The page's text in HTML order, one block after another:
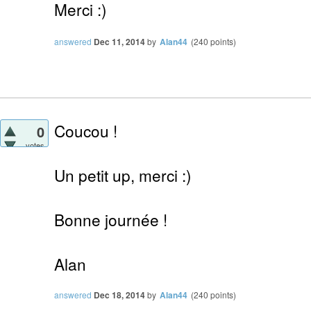
Merci :)
answered Dec 11, 2014by Alan44 (240 points)
0
votes
Coucou !
Un petit up, merci :)
Bonne journée !
Alan
answered Dec 18, 2014by Alan44 (240 points)